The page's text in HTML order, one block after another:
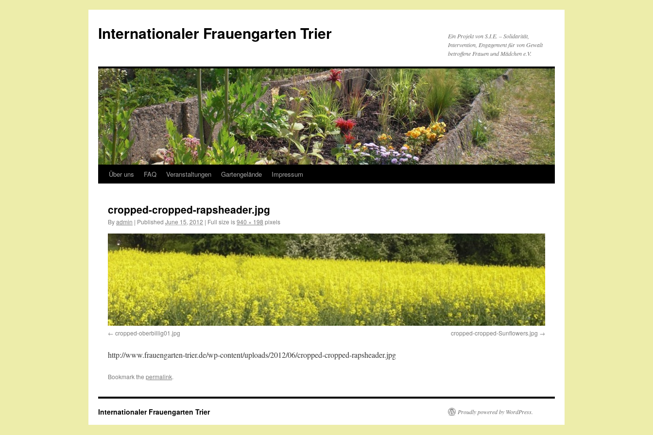
Internationaler Frauengarten Trier
Ein Projekt von S.I.E. – Solidarität,
Intervention, Engagement für von Gewalt
betroffene Frauen und Mädchen e.V.
Skip
content
Über uns FAQ Veranstaltungen Gartengelände Impressum
cropped-cropped-rapsheader.jpg
Byadmin | Published June 15, 2012 | Full size is940 × 198 pixels
cropped-oberbillig01.jpg cropped-cropped-Sunflowers.jpg
http://www.frauengarten-trier.de/wp-content/uploads/2012/06/cropped-cropped-rapsheader.jpg
Bookmark the permalink.
Internationaler Frauengarten Trier Proudly powered by WordPress.